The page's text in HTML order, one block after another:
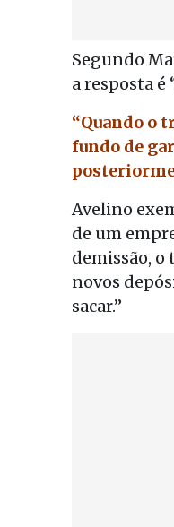
Segundo
a resposta é
“Quando o
fundo de
Avelino
de um
demissão,
novos
sacar.”